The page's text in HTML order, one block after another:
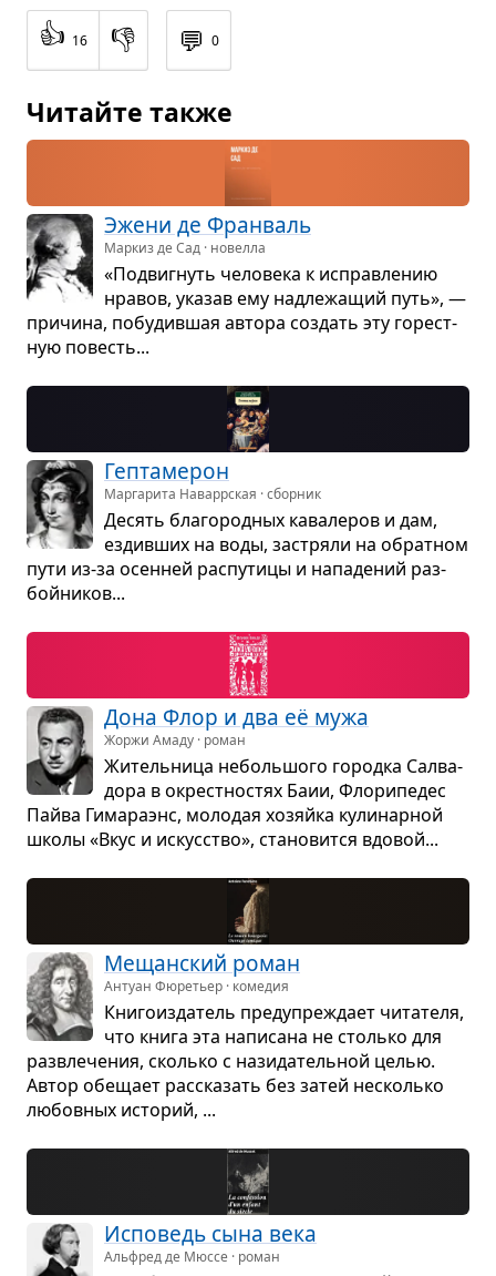
👍 16 👎 💬 0
Читайте также
Эжени де Фран­валь
Маркиз де Сад · новелла
«Подвиг­нуть чело­века к исправ­ле­нию
нра­вов, ука­зав ему над­ле­жа­щий путь», —
при­чина, побу­див­шая автора создать эту горест­
ную повесть...
Геп­та­ме­рон
Маргарита Наваррская · сборник
Десять бла­го­род­ных кава­ле­ров и дам,
ездив­ших на воды, застряли на обрат­ном
пути из-за осен­ней рас­пу­тицы и напа­де­ний раз­
бой­ни­ков...
Дона Флор и два её мужа
Жоржи Амаду · роман
Житель­ница неболь­шого городка Сал­ва­
дора в окрест­но­стях Баии, Фло­ри­пе­дес
Пайва Гима­ра­энс, моло­дая хозяйка кули­нар­ной
школы «Вкус и искус­ство», ста­но­вится вдо­вой...
Мещан­ский роман
Антуан Фюретьер · комедия
Кни­го­из­да­тель пре­ду­пре­ждает чита­теля,
что книга эта напи­сана не столько для
раз­вле­че­ния, сколько с нази­да­тель­ной целью.
Автор обе­щает рас­ска­зать без затей несколько
любов­ных исто­рий, ...
Испо­ведь сына века
Альфред де Мюссе · роман